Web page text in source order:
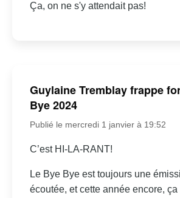
Ça, on ne s'y attendait pas!
Guylaine Tremblay frappe
Bye 2024
Publié le mercredi 1 janvier à 19:52
C’est HI-LA-RANT!
Le Bye Bye est toujours une
écoutée, et cette année encore,